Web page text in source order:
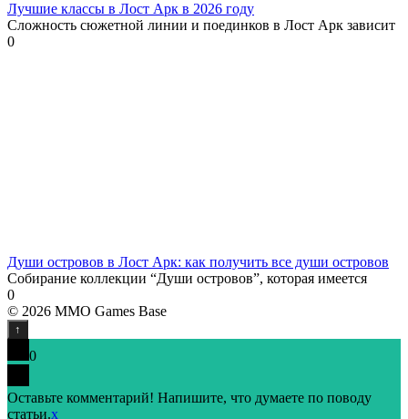
Лучшие классы в Лост Арк в 2026 году
Сложность сюжетной линии и поединков в Лост Арк зависит
0
Души островов в Лост Арк: как получить все души островов
Собирание коллекции “Души островов”, которая имеется
0
© 2026 MMO Games Base
0
Оставьте комментарий! Напишите, что думаете по поводу
статьи.x